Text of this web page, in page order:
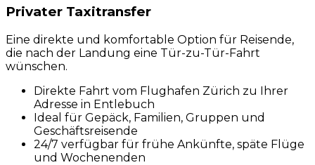
Privater Taxitransfer
Eine direkte und komfortable Option für Reisende,
die nach der Landung eine Tür-zu-Tür-Fahrt
wünschen.
Direkte Fahrt vom Flughafen Zürich zu Ihrer
Adresse in Entlebuch
Ideal für Gepäck, Familien, Gruppen und
Geschäftsreisende
24/7 verfügbar für frühe Ankünfte, späte Flüge
und Wochenenden